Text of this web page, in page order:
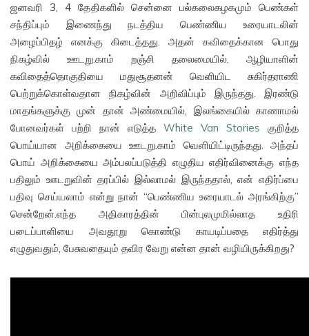
ஜனவரி 3, 4 தேதிகளில் சென்னை பல்கலைகழகமும் பெண்கள்
சந்திப்பும் இணைந்து நடத்திய பெண்ணிய உரையாடலின்
அழைப்பிதழ் எனக்கு கிடைத்தது. அதன் கவிதைக்கான பொது
நிகழ்வில் ஊடறு.காம் றஞ்சி தலைமையில், ஆழியாளின்
கவிதைத்தொகுதியை மதுசூதனன் வெளியிட சுகிர்தராணி
பெற்றுக்கொள்வதான நிகழ்வின் அறிவிப்பும் இருந்தது. இரண்டு
மாதங்களுக்கு முன் தான் அண்மையில், இலங்கையில் காணாமல்
போனவர்கள் பற்றி நான் எடுத்த White Van Stories குறித்த
பொய்யான அறிக்கையை ஊடறு.காம் வெளியிட்டிருந்தது. அந்தப்
பொய் அறிக்கையை அம்பலப்படுத்தி எழுதிய எதிர்வினைக்கு எந்த
பதிலும் ஊடறுவின் தரப்பில் இல்லாமல் இருந்ததால், என் எதிர்ப்பை
பதிவு செய்யலாம் என்று நான் “பெண்ணிய உரையாடல் அரங்கிற்கு”
சென்றேன்.எந்த அதிகாரத்தின் பின்புலமுமில்லாத உதிரி
படைப்பாளியை அவதூறு கொண்டு காயடிப்பதை எதிர்த்து
எழுதுவதும், பேசுவதையும் தவிர வேறு என்ன தான் வழியிருக்கிறது?